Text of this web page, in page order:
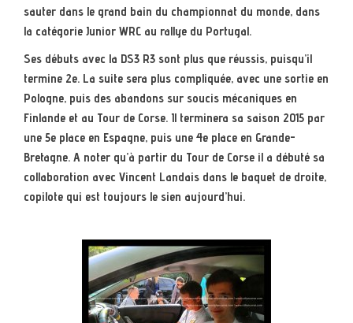
sauter dans le grand bain du championnat du monde, dans
la catégorie Junior WRC au rallye du Portugal.
Ses débuts avec la DS3 R3 sont plus que réussis, puisqu’il
termine 2e. La suite sera plus compliquée, avec une sortie en
Pologne, puis des abandons sur soucis mécaniques en
Finlande et au Tour de Corse. Il terminera sa saison 2015 par
une 5e place en Espagne, puis une 4e place en Grande-
Bretagne. A noter qu’à partir du Tour de Corse il a débuté sa
collaboration avec Vincent Landais dans le baquet de droite,
copilote qui est toujours le sien aujourd’hui.